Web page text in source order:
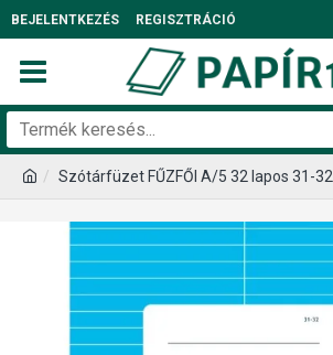
BEJELENTKEZÉS REGISZTRÁCIÓ
Szótárfüzet FŰZFŐI A/5 32 lapos 31-32